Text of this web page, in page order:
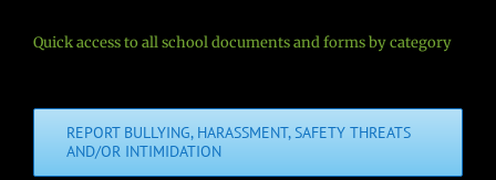
Quick access to all school documents and forms by category
REPORT BULLYING, HARASSMENT, SAFETY THREATS
AND/OR INTIMIDATION